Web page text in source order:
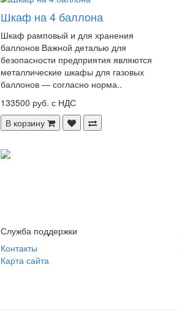
Шкаф на 4 баллона
Шкаф рамповый и для хранения
баллонов Важной деталью для
безопасности предприятия являются
металлические шкафы для газовых
баллонов — согласно норма..
133500 руб. с НДС
В корзину
Служба поддержки
Контакты
Карта сайта